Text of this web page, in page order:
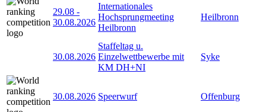
29.08 -
30.08.2026
Internationales
Hochsprungmeeting
Heilbronn
Heilbronn
30.08.2026
Staffeltag u.
Einzelwettbewerbe mit
KM DH+NI
Syke
30.08.2026 Speerwurf Offenburg